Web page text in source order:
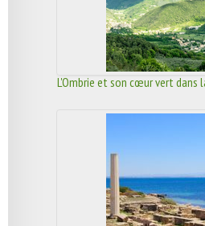
L'Ombrie et son cœur vert dans